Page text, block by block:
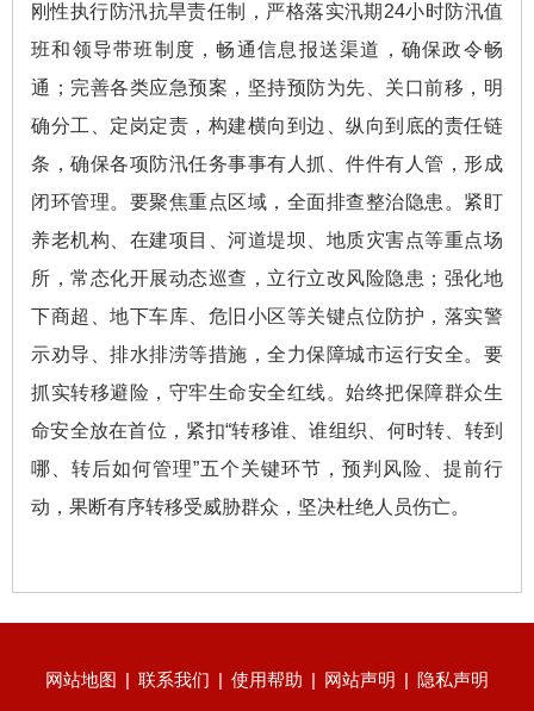
刚性执行防汛抗旱责任制，严格落实汛期24小时防汛值
班和领导带班制度，畅通信息报送渠道，确保政令畅
通；完善各类应急预案，坚持预防为先、关口前移，明
确分工、定岗定责，构建横向到边、纵向到底的责任链
条，确保各项防汛任务事事有人抓、件件有人管，形成
闭环管理。要聚焦重点区域，全面排查整治隐患。紧盯
养老机构、在建项目、河道堤坝、地质灾害点等重点场
所，常态化开展动态巡查，立行立改风险隐患；强化地
下商超、地下车库、危旧小区等关键点位防护，落实警
示劝导、排水排涝等措施，全力保障城市运行安全。要
抓实转移避险，守牢生命安全红线。始终把保障群众生
命安全放在首位，紧扣“转移谁、谁组织、何时转、转到
哪、转后如何管理”五个关键环节，预判风险、提前行
动，果断有序转移受威胁群众，坚决杜绝人员伤亡。
网站地图 | 联系我们 | 使用帮助 | 网站声明 | 隐私声明